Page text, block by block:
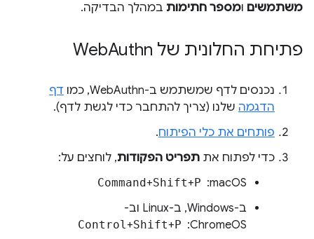
משתמשים ומספר חתימות במהלך הבדיקה.
פתיחת החלונית של Web Authn
נכנסים לדף שמשתמש ב-WebAuthn, כמו
דף
הדגמה שלנו (צריך להתחבר כדי לגשת לדף).
פותחים את כלי הפיתוח.
כדי לפתוח את תפריט הפקודות, לוחצים על:
macOS: ‏
Command+Shift+P
ב-Windows, ב-Linux וב-
ChromeOS: ‏
Control+Shift+P